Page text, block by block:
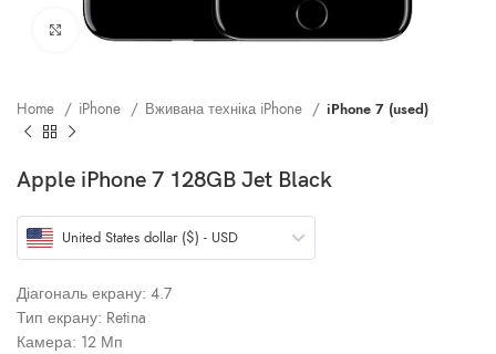
Клацніть, щоб збільшити
Home iPhone Вживана техніка iPhone iPhone 7 (used)
Apple iPhone 7 128GB Jet Black
United States dollar ($) - USD
Діагональ екрану: 4.7
Тип екрану: Retina
Камера: 12 Мп